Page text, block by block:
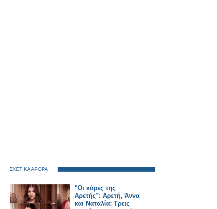
ΣΧΕΤΙΚΑ ΑΡΘΡΑ
"Οι κόρες της
Αρετής": Αρετή, Άννα
και Ναταλία: Τρεις